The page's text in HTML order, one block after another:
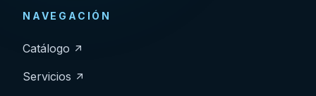
NAVEGACIÓN
Catálogo
Servicios